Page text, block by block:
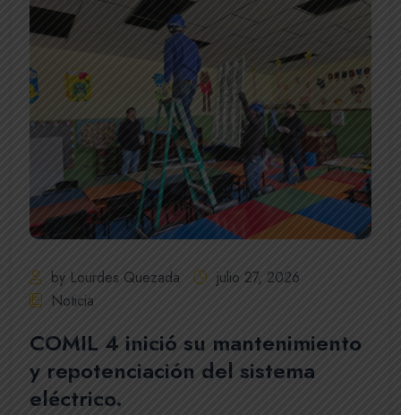
by Lourdes Quezada
julio 27, 2026
Noticia
COMIL 4 inició su mantenimiento
y repotenciación del sistema
eléctrico.